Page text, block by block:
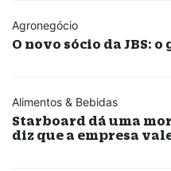
Agronegócio
O novo sócio da JBS:
Alimentos & Bebidas
Starboard dá uma
diz que a empresa